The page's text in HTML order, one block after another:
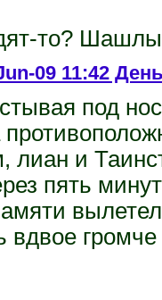
то?
09 11:42
под
лиан и
пять
вдвое